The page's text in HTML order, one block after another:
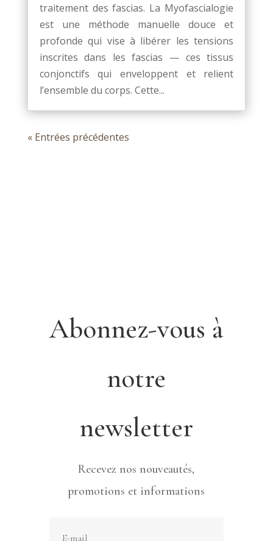
traitement des fascias. La Myofascialogie
est une méthode manuelle douce et
profonde qui vise à libérer les tensions
inscrites dans les fascias — ces tissus
conjonctifs qui enveloppent et relient
l’ensemble du corps. Cette...
« Entrées précédentes
Abonnez-vous à
notre
newsletter
Recevez nos nouveautés,
promotions et informations